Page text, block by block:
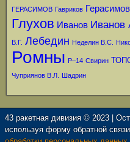
ГЕРАСИМОВ Гавриков
Глухов Иванов Иванов
В.Г. Лебедин Неделин В.С.
Ромны Р–14 Свирин
Чуприянов В.Л. Шадрин
43 ракетная дивизия © 2023 |
используя форму обратной